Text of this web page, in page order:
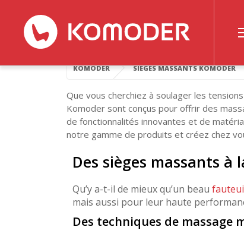
KOMODER SIÈGES MASSANTS KOMODER
Que vous cherchiez à soulager les
Komoder sont conçus pour offrir des
de fonctionnalités innovantes et de
notre gamme de produits et créez chez
Des sièges massants
Qu’y a-t-il de mieux qu’un beau
mais aussi pour leur haute
Des techniques de massage